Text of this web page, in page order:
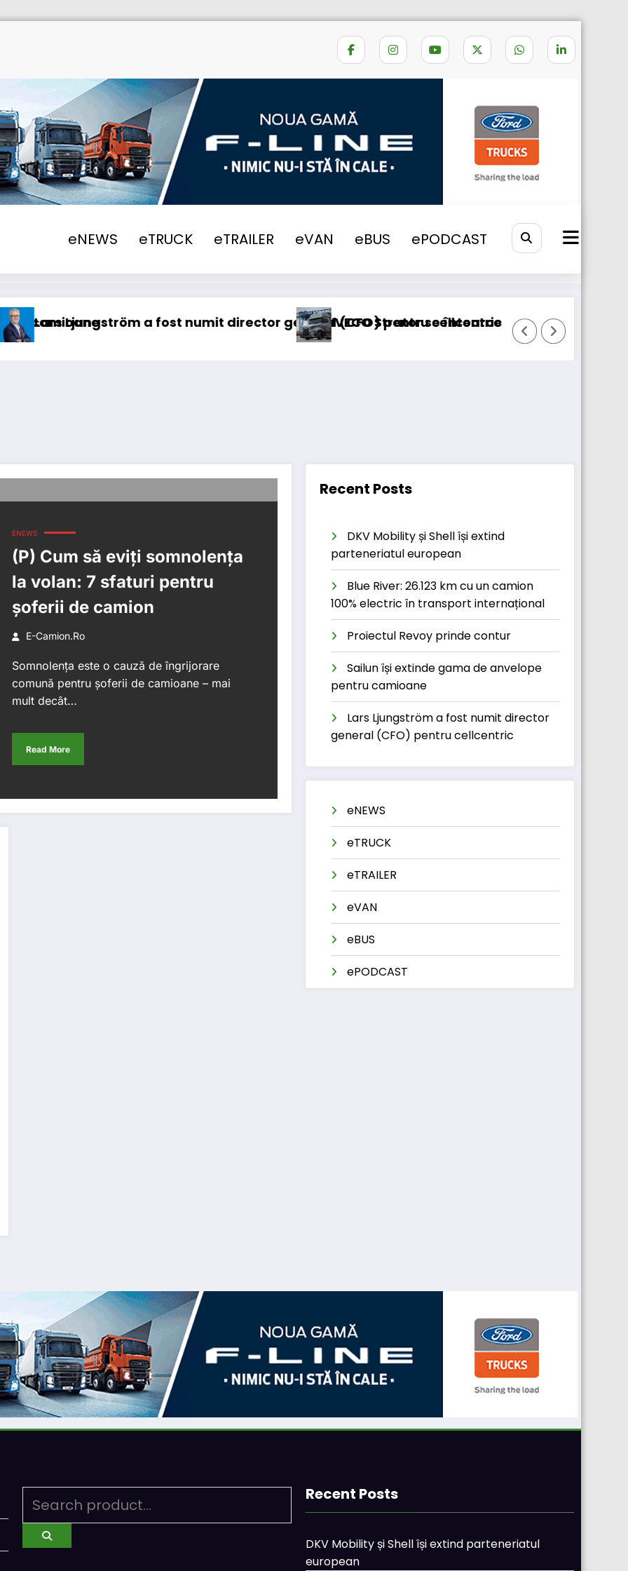
eNEWS eTRUCK eTRAILER eVAN eBUS ePODCAST
Home sfaturi
a fost numit director general (CFO) pentru cellcentric
IVECO Strator se întoarce BursaTransport/123cargo
ENEWS
(P) Cum să eviți somnolența
la volan: 7 sfaturi pentru
șoferii de camion
E-Camion.ro
Somnolența este o cauză de îngrijorare
comună pentru șoferii de camioane – mai
mult decât…
Read More
Recent Posts
DKV Mobility și Shell își extind
parteneriatul european
Blue River: 26.123 km cu un camion
100% electric în transport internațional
Proiectul Revoy prinde contur
Sailun își extinde gama de anvelope
pentru camioane
Lars Ljungström a fost numit director
general (CFO) pentru cellcentric
eNEWS
eTRUCK
eTRAILER
eVAN
eBUS
ePODCAST
Recent Posts
DKV Mobility și Shell își extind parteneriatul
european